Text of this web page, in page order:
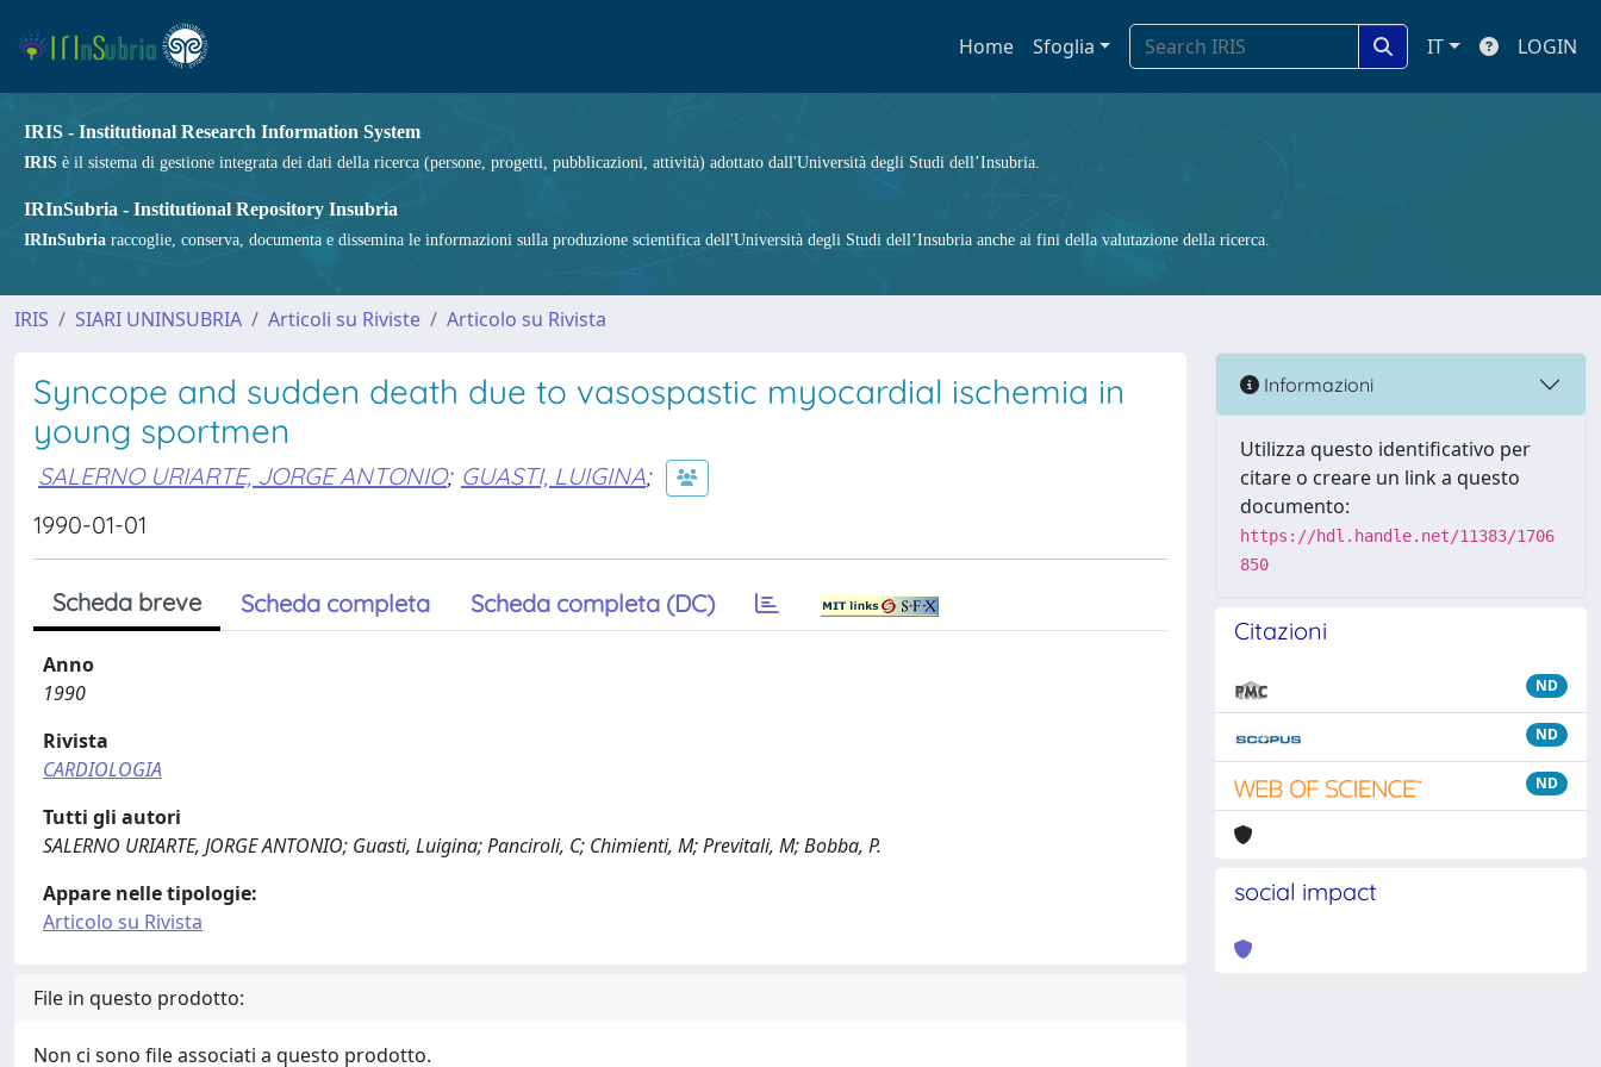
Home Sfoglia IT LOGIN
IRIS - Institutional Research Information System
IRIS è il sistema di gestione integrata dei dati della ricerca (persone, progetti, pubblicazioni, attività) adottato dall'Università degli Studi dell’Insubria.
IRInSubria - Institutional Repository Insubria
IRInSubria raccoglie, conserva, documenta e dissemina le informazioni sulla produzione scientifica dell'Università degli Studi dell’Insubria anche ai fini della valutazione della ricerca.
IRIS SIARI UNINSUBRIA Articoli su Riviste Articolo su Rivista
Syncope and sudden death due to vasospastic myocardial ischemia in
young sportmen
SALERNO URIARTE, JORGE ANTONIO; GUASTI, LUIGINA;
1990-01-01
Scheda breve Scheda completa Scheda completa (DC)
Anno
1990
Rivista
CARDIOLOGIA
Tutti gli autori
SALERNO URIARTE, JORGE ANTONIO; Guasti, Luigina; Panciroli, C; Chimienti, M; Previtali, M; Bobba, P.
Appare nelle tipologie:
Articolo su Rivista
File in questo prodotto:
Non ci sono file associati a questo prodotto.
Informazioni
Utilizza questo identificativo per
citare o creare un link a questo
documento:
https://hdl.handle.net/11383/1706
850
Citazioni
ND
ND
ND
social impact